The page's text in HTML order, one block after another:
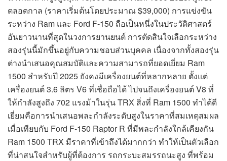
ตลอดกาล (ราคาเริ่มต้นโดยประมาณ $39,000) การแข่งขัน
ระหว่าง Ram และ Ford F-150 ถือเป็นหนึ่งในประวัติศาสตร์
อันยาวนานที่สุดในวงการยานยนต์ การตัดสินใจเลือกระหว่าง
สองรุ่นนี้มักขึ้นอยู่กับความชอบส่วนบุคคล เนื่องจากทั้งสองรุ่น
ต่างนำเสนอคุณสมบัติและความสามารถที่ยอดเยี่ยม Ram
1500 สำหรับปี 2025 ยังคงมีเครื่องยนต์ที่หลากหลาย ตั้งแต่
เครื่องยนต์ 3.6 ลิตร V6 ที่เชื่อถือได้ ไปจนถึงเครื่องยนต์ V8 ที่
ให้กำลังสูงถึง 702 แรงม้าในรุ่น TRX สิ่งที่ Ram 1500 ทำได้ดี
เยี่ยมคือการนำเสนอพละกำลังระดับสูงในราคาที่สมเหตุสมผล
เมื่อเทียบกับ Ford F-150 Raptor R ที่มีพละกำลังใกล้เคียงกัน
Ram 1500 TRX มีราคาที่เข้าถึงได้มากกว่า ทำให้เป็นตัวเลือก
ที่น่าสนใจสำหรับผู้ที่ต้องการ รถกระบะสมรรถนะสูง ที่พร้อม